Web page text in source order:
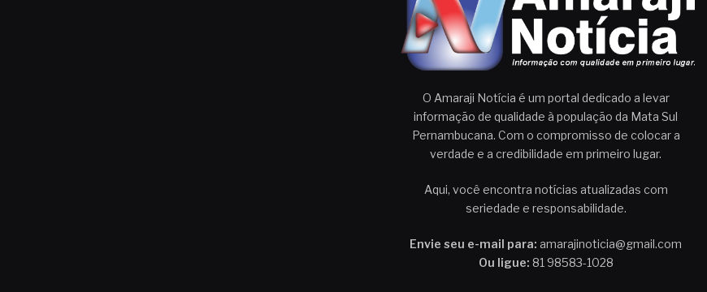
O Amaraji Notícia é um portal dedicado a levar
informação de qualidade à população da Mata Sul
Pernambucana. Com o compromisso de colocar a
verdade e a credibilidade em primeiro lugar.
Aqui, você encontra notícias atualizadas com
seriedade e responsabilidade.
Envie seu e-mail para: amarajinoticia@gmail.com
Ou ligue: 81 98583-1028